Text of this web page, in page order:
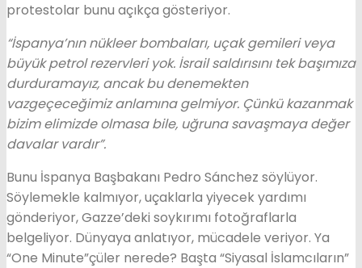
protestolar bunu açıkça gösteriyor.
“İspanya’nın nükleer bombaları, uçak gemileri veya
büyük petrol rezervleri yok. İsrail saldırısını tek başımıza
durduramayız, ancak bu denemekten
vazgeçeceğimiz anlamına gelmiyor. Çünkü kazanmak
bizim elimizde olmasa bile, uğruna savaşmaya değer
davalar vardır”.
Bunu İspanya Başbakanı Pedro Sánchez söylüyor.
Söylemekle kalmıyor, uçaklarla yiyecek yardımı
gönderiyor, Gazze’deki soykırımı fotoğraflarla
belgeliyor. Dünyaya anlatıyor, mücadele veriyor. Ya
“One Minute”çüler nerede? Başta “Siyasal İslamcıların”